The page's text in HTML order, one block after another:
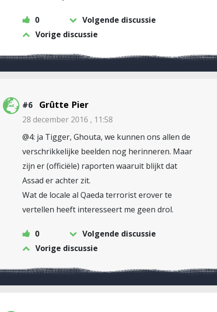
0
Volgende discussie
Vorige discussie
#6 Grûtte Pier
28 december 2016 , 11:58
@4: ja Tigger, Ghouta, we kunnen ons allen de
verschrikkelijke beelden nog herinneren. Maar
zijn er (officiële) raporten waaruit blijkt dat
Assad er achter zit.
Wat de locale al Qaeda terrorist erover te
vertellen heeft interesseert me geen drol.
0
Volgende discussie
Vorige discussie